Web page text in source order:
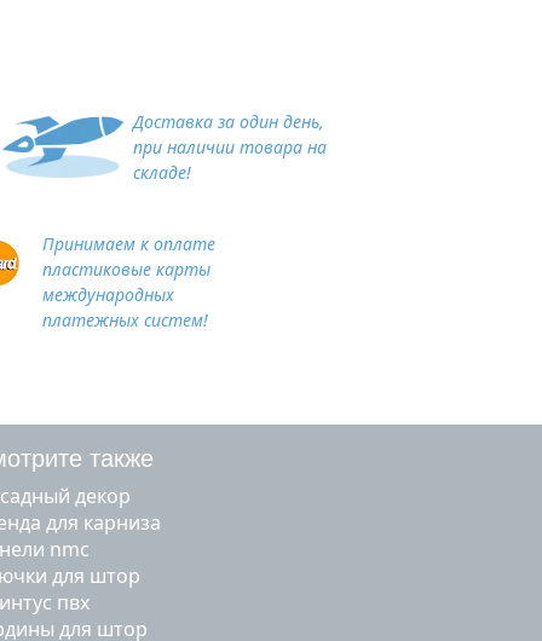
Доставка за один день,
при наличии товара на
складе!
Принимаем к оплате
пластиковые карты
международных
платежных систем!
также
декор
для карниза
nmc
для штор
пвх
для штор